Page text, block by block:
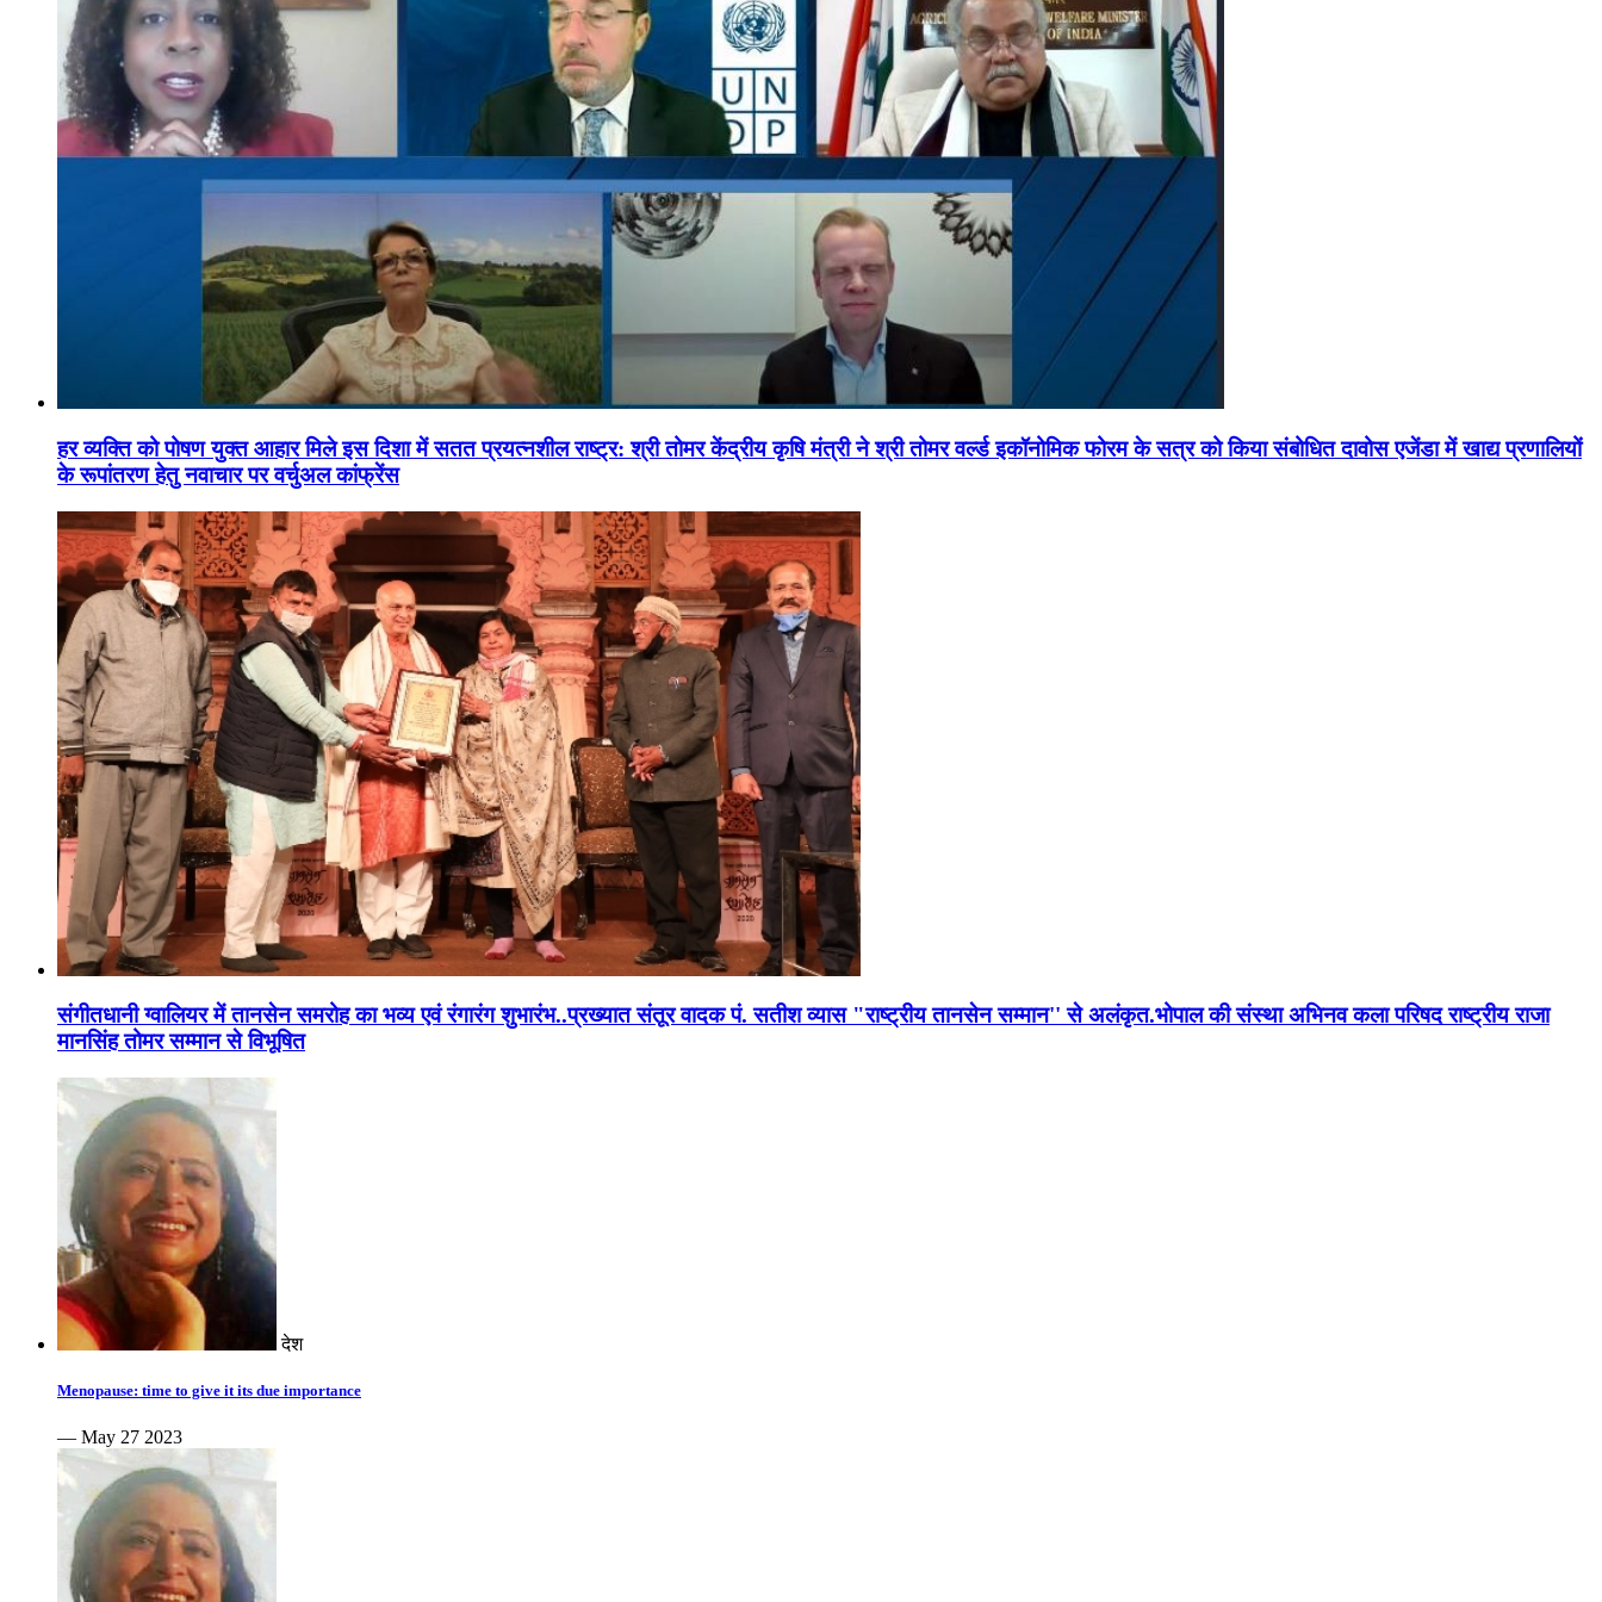
हर व्यक्ति को पोषण युक्त आहार मिले इस दिशा में सतत प्रयत्नशील राष्ट्र: श्री तोमर केंद्रीय कृषि मंत्री ने श्री तोमर वर्ल्ड इकॉनोमिक फोरम के सत्र को किया संबोधित दावोस एजेंडा में खाद्य प्रणालियों
के रूपांतरण हेतु नवाचार पर वर्चुअल कांफ्रेंस
संगीतधानी ग्वालियर में तानसेन समरोह का भव्य एवं रंगारंग शुभारंभ..प्रख्यात संतूर वादक पं. सतीश व्यास "राष्ट्रीय तानसेन सम्मान'' से अलंकृत.भोपाल की संस्था अभिनव कला परिषद राष्ट्रीय राजा
मानसिंह तोमर सम्मान से विभूषित
देश
Menopause: time to give it its due importance
— May 27 2023